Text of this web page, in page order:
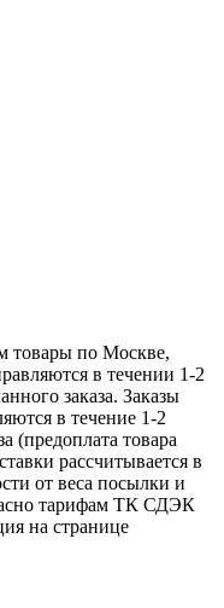
товары по Москве,
в течении 1-2
заказа. Заказы
в течение 1-2
(предоплата товара
рассчитывается в
от веса посылки и
тарифам ТК СДЭК
на странице